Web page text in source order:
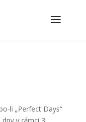
li „Perfect Days“